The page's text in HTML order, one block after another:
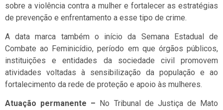
sobre a violência contra a mulher e fortalecer as estratégias
de prevenção e enfrentamento a esse tipo de crime.
A data marca também o início da Semana Estadual de
Combate ao Feminicídio, período em que órgãos públicos,
instituições e entidades da sociedade civil promovem
atividades voltadas à sensibilização da população e ao
fortalecimento da rede de proteção e apoio às mulheres.
Atuação permanente – No Tribunal de Justiça de Mato